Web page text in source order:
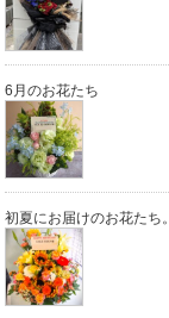
6月のお花たち
初夏にお届けのお花たち。